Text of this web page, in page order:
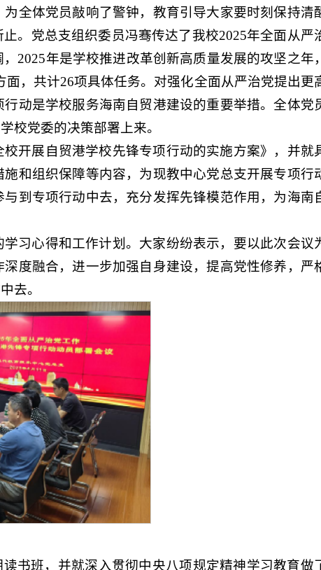
全体党员敲响了警钟，教育引导大家要时刻保持清
。党总支组织委员冯骞传达了我校2025年全面从严
2025年是学校推进改革创新高质量发展的攻坚之年
，共计26项具体任务。对强化全面从严治党提出更
动是学校服务海南自贸港建设的重要举措。全体党
校党委的决策部署上来。
开展自贸港学校先锋专项行动的实施方案》，并就
和组织保障等内容，为现教中心党总支开展专项行
到专项行动中去，充分发挥先锋模范作用，为海南
习心得和工作计划。大家纷纷表示，要以此次会议
度融合，进一步加强自身建设，提高党性修养，严
去。
书班，并就深入贯彻中央八项规定精神学习教育做